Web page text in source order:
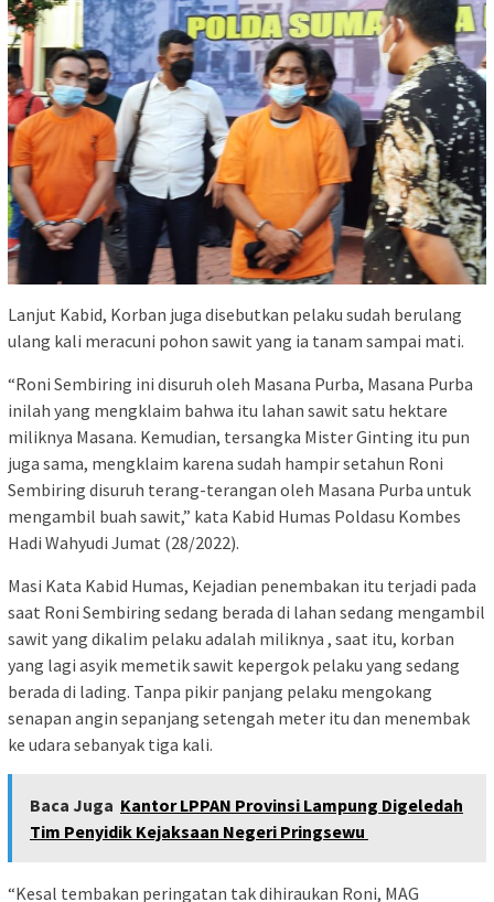
Lanjut Kabid, Korban juga disebutkan pelaku sudah berulang
ulang kali meracuni pohon sawit yang ia tanam sampai mati.
“Roni Sembiring ini disuruh oleh Masana Purba, Masana Purba
inilah yang mengklaim bahwa itu lahan sawit satu hektare
miliknya Masana. Kemudian, tersangka Mister Ginting itu pun
juga sama, mengklaim karena sudah hampir setahun Roni
Sembiring disuruh terang-terangan oleh Masana Purba untuk
mengambil buah sawit,” kata Kabid Humas Poldasu Kombes
Hadi Wahyudi Jumat (28/2022).
Masi Kata Kabid Humas, Kejadian penembakan itu terjadi pada
saat Roni Sembiring sedang berada di lahan sedang mengambil
sawit yang dikalim pelaku adalah miliknya , saat itu, korban
yang lagi asyik memetik sawit kepergok pelaku yang sedang
berada di lading. Tanpa pikir panjang pelaku mengokang
senapan angin sepanjang setengah meter itu dan menembak
ke udara sebanyak tiga kali.
Baca Juga Kantor LPPAN Provinsi Lampung Digeledah
Tim Penyidik Kejaksaan Negeri Pringsewu
“Kesal tembakan peringatan tak dihiraukan Roni, MAG